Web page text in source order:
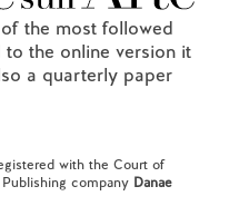
the most followed
the online version it
a quarterly paper
with the Court of
company Danae